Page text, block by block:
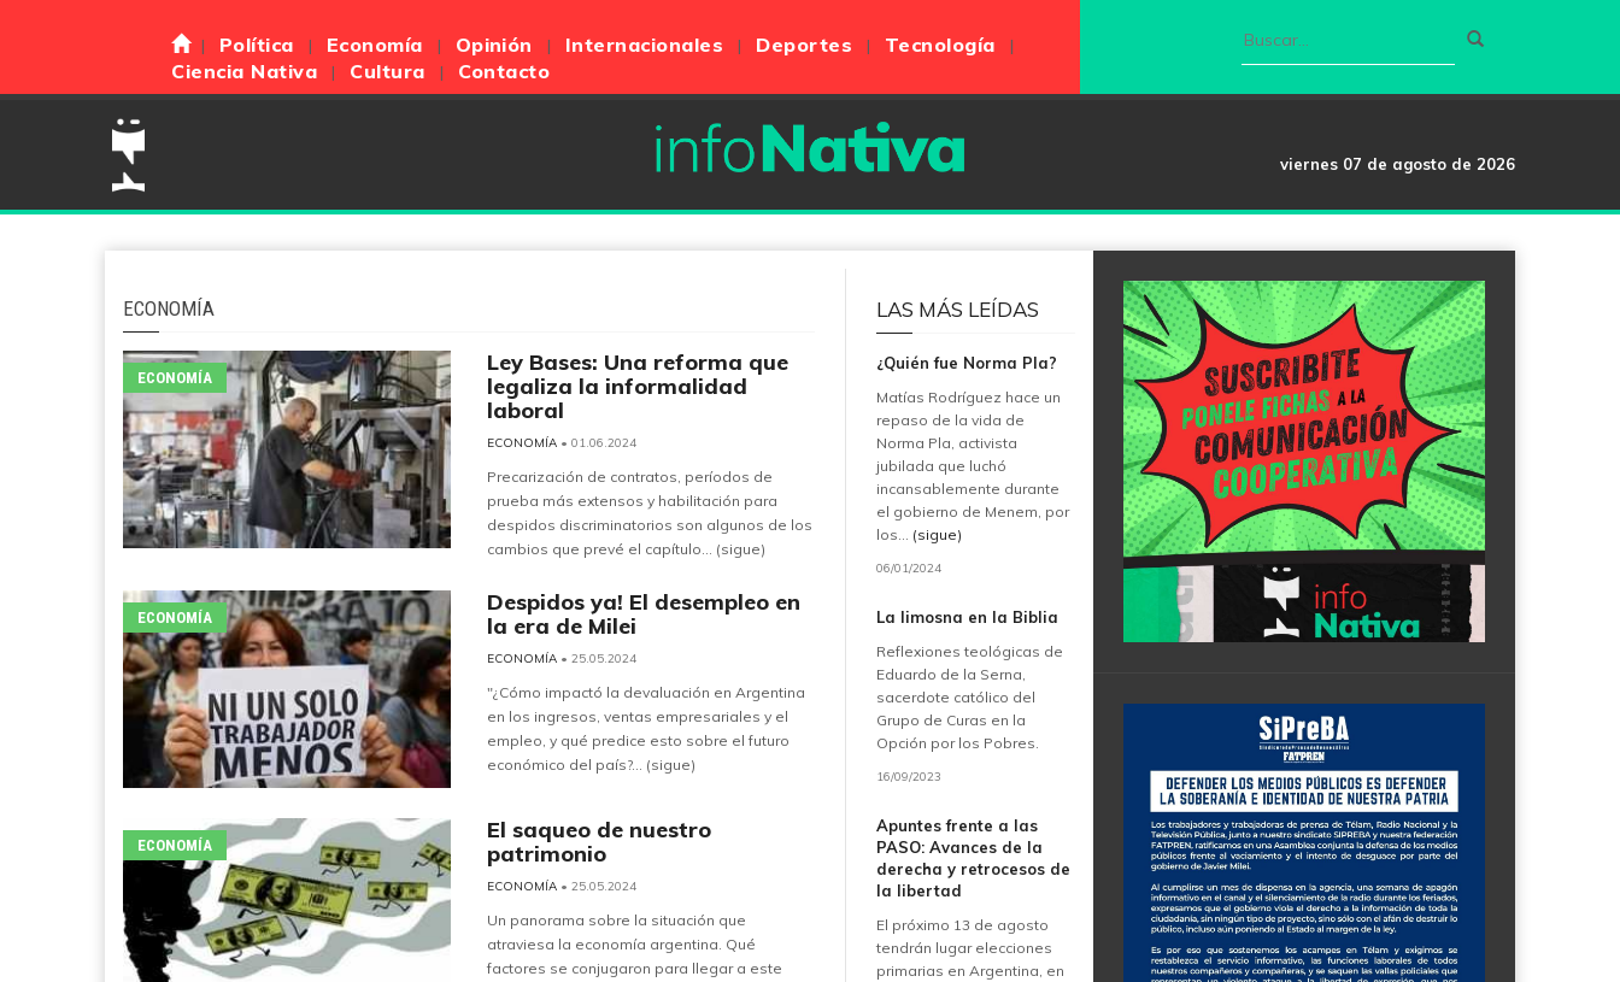
Política Economía Opinión Internacionales Deportes
Tecnología
Ciencia Nativa
Cultura Contacto
viernes 07 de agosto de 2026
ECONOMÍA
ECONOMÍA
Ley Bases: Una reforma que
legaliza la informalidad
laboral
ECONOMÍA • 01.06.2024
Precarización de contratos, períodos de
prueba más extensos y habilitación para
despidos discriminatorios son algunos de los
cambios que prevé el capítulo... (sigue)
ECONOMÍA
Despidos ya! El desempleo en
la era de Milei
ECONOMÍA • 25.05.2024
"¿Cómo impactó la devaluación en Argentina
en los ingresos, ventas empresariales y el
empleo, y qué predice esto sobre el futuro
económico del país?... (sigue)
ECONOMÍA
El saqueo de nuestro
patrimonio
ECONOMÍA • 25.05.2024
Un panorama sobre la situación que
atraviesa la economía argentina. Qué
factores se conjugaron para llegar a este
LAS MÁS LEÍDAS
¿Quién fue Norma Pla?
Matías Rodríguez hace un
repaso de la vida de
Norma Pla, activista
jubilada que luchó
incansablemente durante
el gobierno de Menem, por
los... (sigue)
06/01/2024
La limosna en la Biblia
Reflexiones teológicas de
Eduardo de la Serna,
sacerdote católico del
Grupo de Curas en la
Opción por los Pobres.
16/09/2023
Apuntes frente a las
PASO: Avances de la
derecha y retrocesos de
la libertad
El próximo 13 de agosto
tendrán lugar elecciones
primarias en Argentina, en